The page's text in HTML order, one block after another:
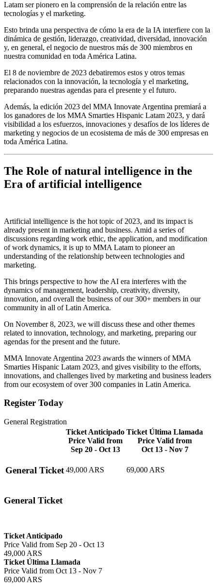
Latam ser pionero en la comprensión de la relación entre las
tecnologías y el marketing.
Esto brinda una perspectiva de cómo la era de la IA interfiere con la
dinámica de gestión, liderazgo, creatividad, diversidad, innovación
y, en general, el negocio de nuestros más de 300 miembros en
nuestra comunidad en toda América Latina.
El 8 de noviembre de 2023 debatiremos estos y otros temas
relacionados con la innovación, la tecnología y el marketing,
preparando nuestras agendas para el presente y el futuro.
Además, la edición 2023 del MMA Innovate Argentina premiará a
los ganadores de los MMA Smarties Hispanic Latam 2023, y dará
visibilidad a los esfuerzos, innovaciones y desafíos de los líderes de
marketing y negocios de un ecosistema de más de 300 empresas en
toda América Latina.
The Role of natural intelligence in the
Era of artificial intelligence
Artificial intelligence is the hot topic of 2023, and its impact is
already present in marketing and business. Amid a series of
discussions regarding work ethic, the application, and modification
of work dynamics, it is up to MMA Latam to pioneer an
understanding of the relationship between technologies and
marketing.
This brings perspective to how the AI era interferes with the
dynamics of management, leadership, creativity, diversity,
innovation, and overall the business of our 300+ members in our
community in all of Latin America.
On November 8, 2023, we will discuss these and other themes
related to innovation, technology, and marketing, preparing our
agendas for the present and the future.
MMA Innovate Argentina 2023 awards the winners of MMA
Smarties Hispanic Latam 2023, and gives visibility to the efforts,
innovations, and challenges lived by marketing and business leaders
from our ecosystem of over 300 companies in Latin America.
Register Today
General Registration
Ticket Anticipado
Price Valid from
Sep 20 - Oct 13
Ticket Última Llamada
Price Valid from
Oct 13 - Nov 7
General Ticket 49,000 ARS 69,000 ARS
General Ticket
Ticket Anticipado
Price Valid from Sep 20 - Oct 13
49,000 ARS
Ticket Última Llamada
Price Valid from Oct 13 - Nov 7
69,000 ARS